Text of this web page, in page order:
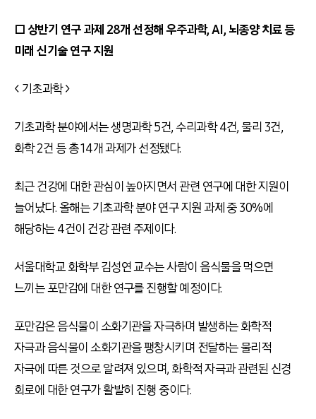
□ 상반기 연구 과제 28개 선정해 우주과학, AI, 뇌종양 치료 등
미래 신기술 연구 지원
< 기초과학 >
기초과학 분야에서는 생명과학 5건, 수리과학 4건, 물리 3건,
화학 2건 등 총 14개 과제가 선정됐다.
최근 건강에 대한 관심이 높아지면서 관련 연구에 대한 지원이
늘어났다. 올해는 기초과학 분야 연구 지원 과제 중 30%에
해당하는 4건이 건강 관련 주제이다.
서울대학교 화학부 김성연 교수는 사람이 음식물을 먹으면
느끼는 포만감에 대한 연구를 진행할 예정이다.
포만감은 음식물이 소화기관을 자극하며 발생하는 화학적
자극과 음식물이 소화기관을 팽창시키며 전달하는 물리적
자극에 따른 것으로 알려져 있으며, 화학적 자극과 관련된 신경
회로에 대한 연구가 활발히 진행 중이다.